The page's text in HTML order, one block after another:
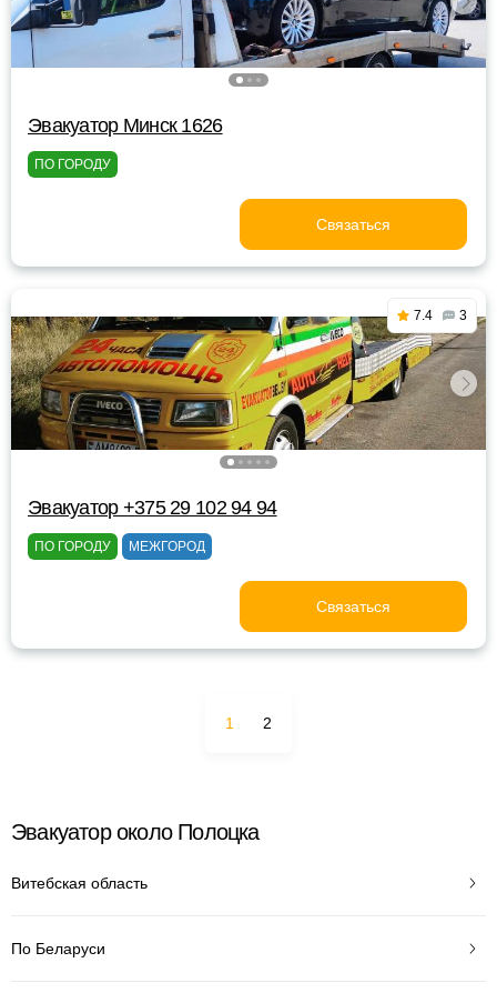
Эвакуатор Минск 1626
ПО ГОРОДУ
Связаться
7.4 3
Эвакуатор +375 29 102 94 94
ПО ГОРОДУ МЕЖГОРОД
Связаться
1 2
Эвакуатор около Полоцка
Витебская область
По Беларуси